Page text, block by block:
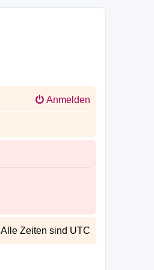
Anmelden
Alle Zeiten sind UTC